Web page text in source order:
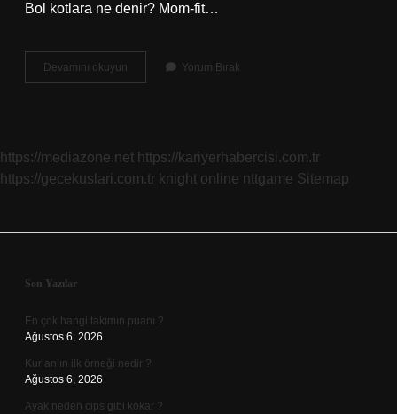
Bol kotlara ne denir? Mom-fit…
Devamını okuyun
Çeşit
Yorum Bırak
https://mediazone.net https://kariyerhabercisi.com.tr
https://gecekuslari.com.tr knight online nttgame Sitemap
Sidebar
Son Yazılar
En çok hangi takımın puanı ?
Ağustos 6, 2026
Kur’an’ın ilk örneği nedir ?
Ağustos 6, 2026
Ayak neden cips gibi kokar ?